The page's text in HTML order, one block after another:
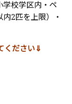
学校学区内・ペ
2匹を上限）・
ください⇓